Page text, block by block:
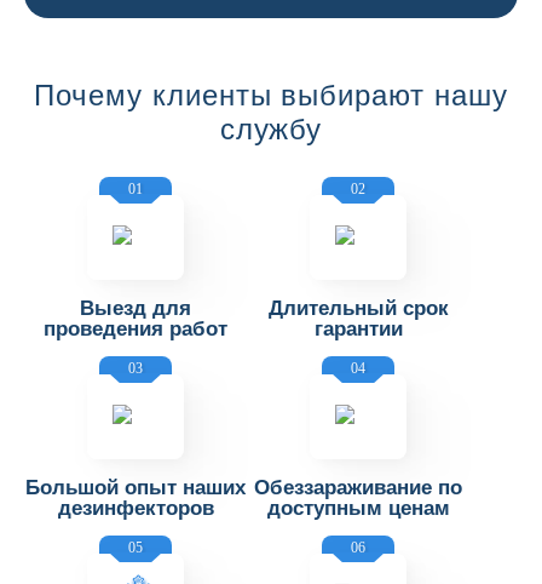
Почему клиенты выбирают нашу
службу
01
Выезд для
проведения работ
02
Длительный срок
гарантии
03
Большой опыт наших
дезинфекторов
04
Обеззараживание по
доступным ценам
05 06